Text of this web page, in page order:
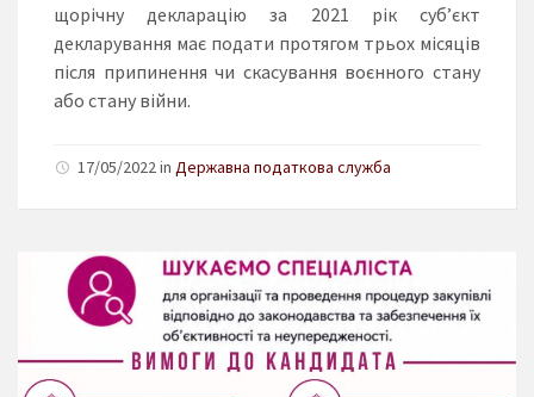
щорічну декларацію за 2021 рік суб’єкт
декларування має подати протягом трьох місяців
після припинення чи скасування воєнного стану
або стану війни.
17/05/2022 in Державна податкова служба